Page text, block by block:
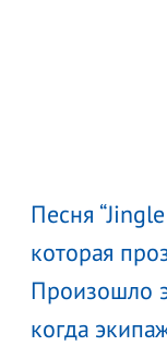
Песня
которая
Произошло
когда